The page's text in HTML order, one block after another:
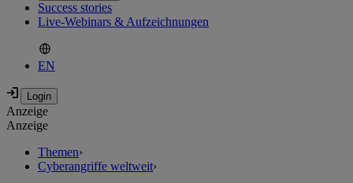
Success stories
Live-Webinars & Aufzeichnungen
EN
Anzeige
Anzeige
Themen›
Cyberangriffe weltweit›